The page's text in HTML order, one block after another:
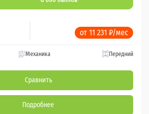
от 11 231 ₽/мес
Механика Передний
Сравнить
Подробнее